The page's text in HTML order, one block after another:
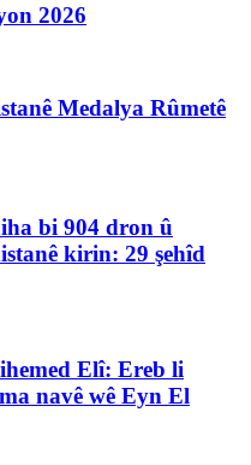
2026
Medalya Rûmetê
bi 904 dron û
kirin: 29 şehîd
Elî: Ereb li
navê wê Eyn El